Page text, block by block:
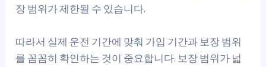
장 범위가 제한될 수 있습니다.
따라서 실제 운전 기간에 맞춰 가입 기간과 보장 범위
를 꼼꼼히 확인하는 것이 중요합니다. 보장 범위가 넓